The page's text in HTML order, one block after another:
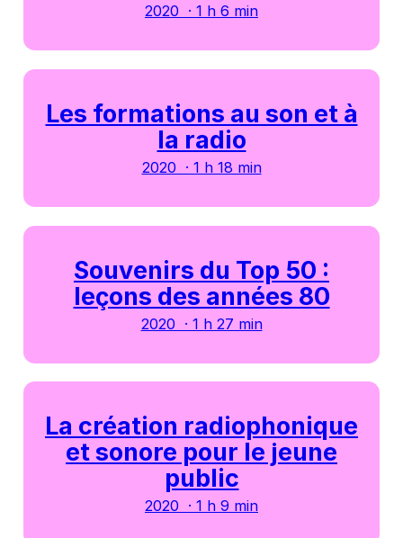
2020 · 1 h 6 min
Les formations au son et à
la radio
2020 · 1 h 18 min
Souvenirs du Top 50 :
leçons des années 80
2020 · 1 h 27 min
La création radiophonique
et sonore pour le jeune
public
2020 · 1 h 9 min